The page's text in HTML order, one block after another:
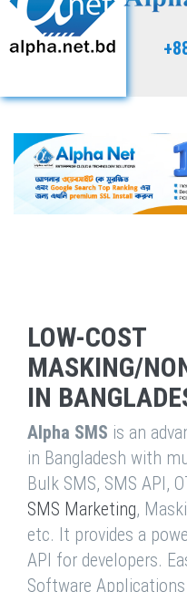
LOW-COST
MASKING/
IN
Alpha SMS is an
in Bangladesh with
Bulk SMS, SMS API,
SMS Marketing,
etc. It provides a
API for developers.
Software